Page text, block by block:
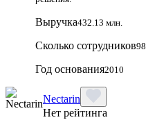
Выручка432.13 млн.
Сколько сотрудников98
Год основания2010
Nectarin
Нет рейтинга